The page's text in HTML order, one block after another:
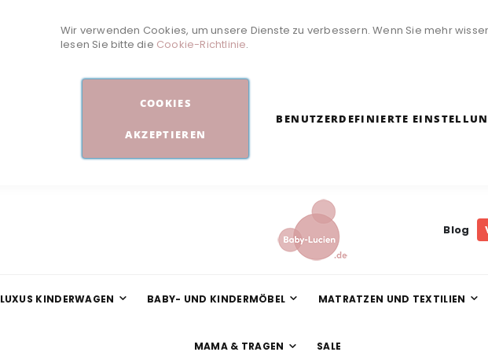
Wir verwenden Cookies, um unsere Dienste zu verbessern. Wenn Sie mehr
lesen Sie bitte die Cookie-Richtlinie.
COOKIES
AKZEPTIEREN
BENUTZERDEFINIERTE
Blog
LUXUS KINDERWAGEN BABY- UND KINDERMÖBEL MATRATZEN UND TEXTILIEN
MAMA & TRAGEN SALE